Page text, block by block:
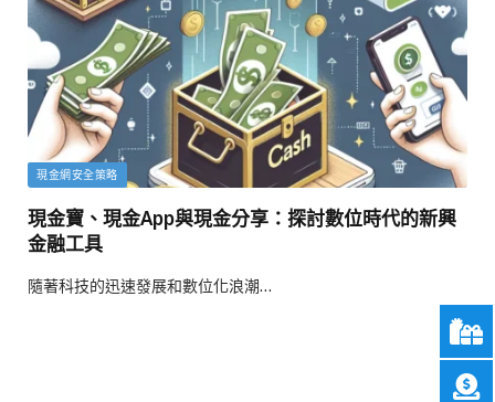
現金網安全策略
現金寶、現金App與現金分享：探討數位時代的新興
金融工具
隨著科技的迅速發展和數位化浪潮…